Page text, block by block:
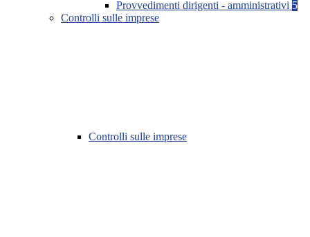
Provvedimenti dirigenti - amministrativi 5
Controlli sulle imprese
Controlli sulle imprese